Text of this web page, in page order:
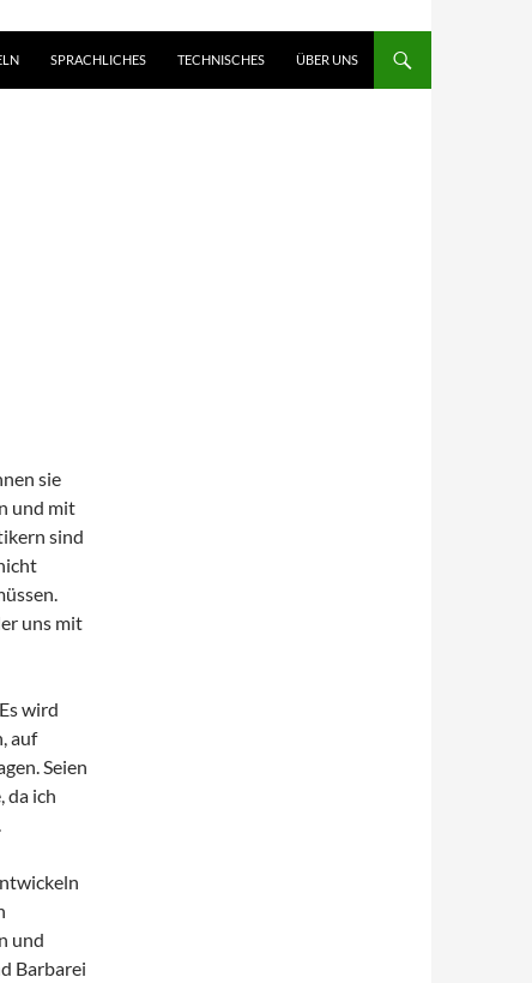
SPRACHLICHES TECHNISCHES ÜBER UNS
sie
und mit
sind
uns mit
wird
auf
Seien
da ich
und
Barbarei